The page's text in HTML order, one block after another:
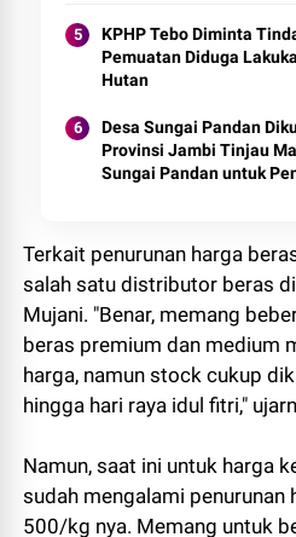
KPHP Tebo Diminta
Pemuatan Diduga
Hutan
Desa Sungai Pandan
Provinsi Jambi Tinjau
Sungai Pandan untuk
Terkait penurunan harga
salah satu distributor beras
Mujani. "Benar, memang
beras premium dan medium
harga, namun stock cukup
hingga hari raya idul fitri,"
Namun, saat ini untuk harga
sudah mengalami penurunan
500/kg nya. Memang untuk